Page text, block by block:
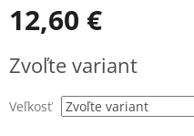
12,60 €
cena:
Zvoľte variant
Veľkosť